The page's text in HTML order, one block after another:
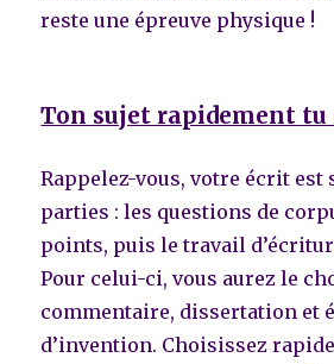
reste une épreuve physique !
Ton sujet rapidement tu
Rappelez-vous, votre écrit est
parties : les questions de
points, puis le travail
Pour celui-ci, vous aurez le
commentaire, dissertation et
d’invention. Choisissez